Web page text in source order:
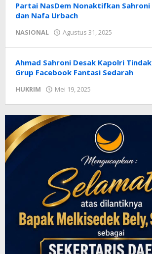
Partai NasDem Nonaktifkan Sahroni
dan Nafa Urbach
NASIONAL Agustus 31, 2025
NTT
Ahmad Sahroni Desak Kapolri Tindak
Grup Facebook Fantasi Sedarah
HUKRIM Mei 19, 2025
NTT